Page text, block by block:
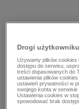
Drogi użytkowniku
Używamy plików cookies
dostępu do serwisu,
treści dopasowanych do
ustawienia plików
ustawień prywatności w
swojego konta w serwisie
Ustawienia cookies w
spowodować brak